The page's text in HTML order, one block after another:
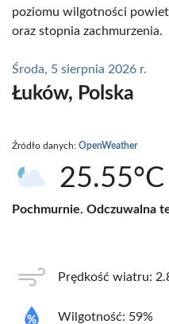
poziomu wilgotności
oraz stopnia zachmurzenia.
Środa, 5 sierpnia 2026 r.
Łuków, Polska
Źródło danych: OpenWeather
25.55°C
Pochmurnie. Odczuwalna
Prędkość wiatru:
Wilgotność: 59%